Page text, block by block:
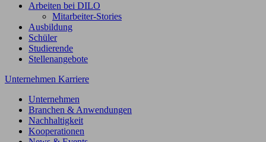
Arbeiten bei DILO
Mitarbeiter-Stories
Ausbildung
Schüler
Studierende
Stellenangebote
Unternehmen Karriere
Unternehmen
Branchen & Anwendungen
Nachhaltigkeit
Kooperationen